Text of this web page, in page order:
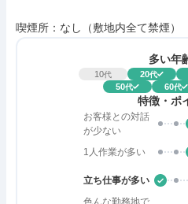
喫煙所：なし（敷地内全て禁煙）
多い年
10代 20代
50代 60代
特徴・ポ
お客様との対話
が少ない
1人作業が多い
立ち仕事が多い
色んな勤務地で